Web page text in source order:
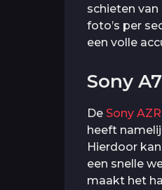
schieten
foto’s per
een volle
Sony
De Sony
heeft
Hierdoor
een snelle
maakt het